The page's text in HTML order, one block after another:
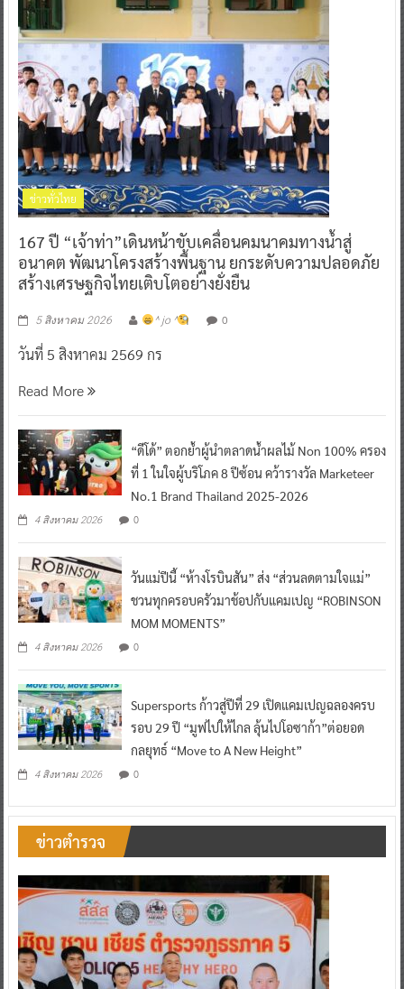
ข่าวทั่วไทย
167 ปี “เจ้าท่า”เดินหน้าขับเคลื่อนคมนาคมทางน้ำสู่
อนาคต พัฒนาโครงสร้างพื้นฐาน ยกระดับความปลอดภัย
สร้างเศรษฐกิจไทยเติบโตอย่างยั่งยืน
5 สิงหาคม 2026 ^ jo ^ 0
วันที่ 5 สิงหาคม 2569 กร
Read More
“ดีโด้” ตอกย้ำผู้นำตลาดน้ำผลไม้ Non 100% ครอง
ที่ 1 ในใจผู้บริโภค 8 ปีซ้อน คว้ารางวัล Marketeer
No.1 Brand Thailand 2025-2026
4 สิงหาคม 2026 0
วันแม่ปีนี้ “ห้างโรบินสัน” ส่ง “ส่วนลดตามใจแม่”
ชวนทุกครอบครัวมาช้อปกับแคมเปญ “ROBINSON
MOM MOMENTS”
4 สิงหาคม 2026 0
Supersports ก้าวสู่ปีที่ 29 เปิดแคมเปญฉลองครบ
รอบ 29 ปี “มูฟไปให้ไกล ลุ้นไปโอซาก้า”ต่อยอด
กลยุทธ์ “Move to A New Height”
4 สิงหาคม 2026 0
ข่าวตำรวจ